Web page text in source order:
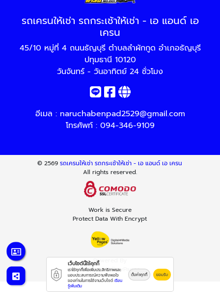
รถเครนให้เช่า รถกระเช้าให้เช่า - เอ แอนด์ เอ
เครน
45/10 หมู่ที่ 4 ถนนธัญบุรี ตำบลลำผักกูด อำเภอธัญบุรี
ปทุมธานี 10120
วันจันทร์ - วันอาทิตย์ 24 ชั่วโมง
อีเมล : naruchabenpad2529@gmail.com
โทรศัพท์ : 094-346-9109
© 2569รถเครนให้เช่า รถกระเช้าให้เช่า - เอ แอนด์ เอ เครน
All rights reserved.
Work is Secure
Protect Data With Encrypt
Powered By
Thailand YellowPages
เว็บไซต์นี้ใช้คุกกี้
เราใช้คุกกี้เพื่อเพิ่มประสิทธิภาพและ
มอบประสบการณ์ความพึงพอใจ
ของท่านในการใช้งานเว็บไซต์ เรียน
รู้เพิ่มเติม
ตั้งค่าคุกกี้ ยอมรับ